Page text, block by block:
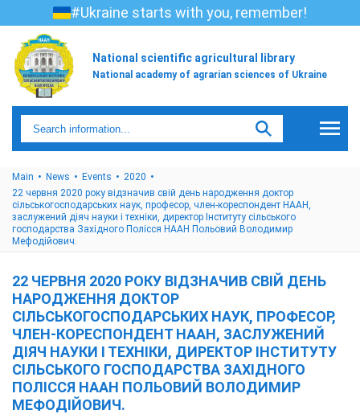
#Ukraine starts with you, remember!
National scientific agricultural library
National academy of agrarian sciences of Ukraine
Main News Events
2020
22 червня 2020 року відзначив свій день народження доктор
сільськогосподарських наук, професор, член-кореспондент НААН,
заслужений діяч науки і техніки, директор Інституту сільського
господарства Західного Полісся НААН Польовий Володимир
Мефодійович.
22 ЧЕРВНЯ 2020 РОКУ ВІДЗНАЧИВ СВІЙ ДЕНЬ
НАРОДЖЕННЯ ДОКТОР
СІЛЬСЬКОГОСПОДАРСЬКИХ НАУК, ПРОФЕСОР,
ЧЛЕН-КОРЕСПОНДЕНТ НААН, ЗАСЛУЖЕНИЙ
ДІЯЧ НАУКИ І ТЕХНІКИ, ДИРЕКТОР ІНСТИТУТУ
СІЛЬСЬКОГО ГОСПОДАРСТВА ЗАХІДНОГО
ПОЛІССЯ НААН ПОЛЬОВИЙ ВОЛОДИМИР
МЕФОДІЙОВИЧ.